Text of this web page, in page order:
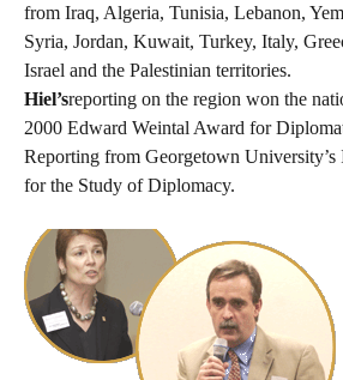
from Iraq, Algeria, Tunisia, Lebanon,
Syria, Jordan, Kuwait, Turkey, Italy,
Israel and the Palestinian territories.
Hiel’sreporting on the region won the
2000 Edward Weintal Award for
Reporting from Georgetown University
for the Study of Diplomacy.